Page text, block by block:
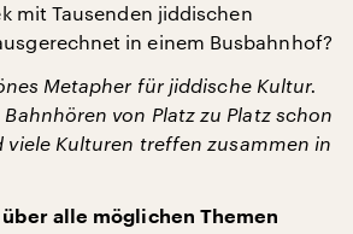
mit Tausenden jiddischen
in einem Busbahnhof?
Metapher für jiddische Kultur.
von Platz zu Platz schon
viele Kulturen treffen zusammen in
alle möglichen Themen